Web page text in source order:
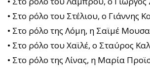
• Στο ρόλο του Στέλιου, ο Γιάννης
• Στο ρόλο της Λόμη, η Σαϊμέ
• Στο ρόλο του Χαϊλέ, ο Σταύρος
• Στο ρόλο της Λίνας, η Μαρία